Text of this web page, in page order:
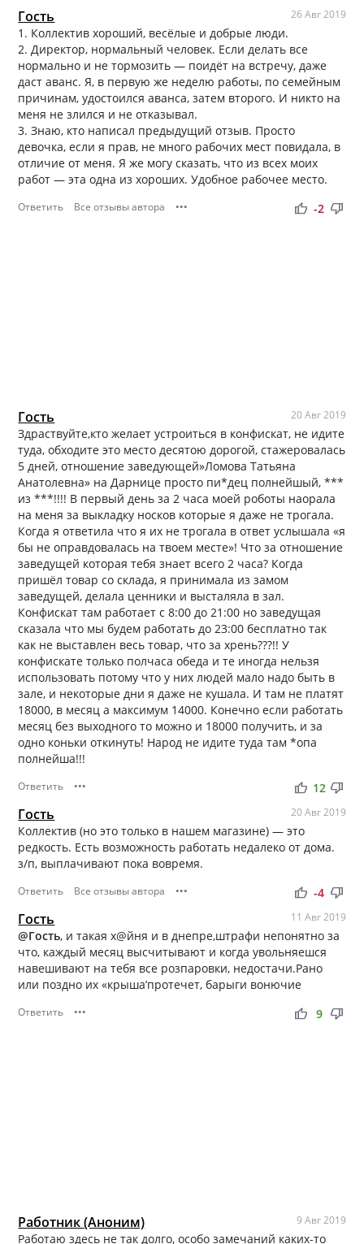
Гость 26 Авг 2019
1. Коллектив хороший, весёлые и добрые люди.
2. Директор, нормальный человек. Если делать все
нормально и не тормозить — поидёт на встречу, даже
даст аванс. Я, в первую же неделю работы, по семейным
причинам, удостоился аванса, затем второго. И никто на
меня не злился и не отказывал.
3. Знаю, кто написал предыдущий отзыв. Просто
девочка, если я прав, не много рабочих мест повидала, в
отличие от меня. Я же могу сказать, что из всех моих
работ — эта одна из хороших. Удобное рабочее место.
Ответить Все отзывы автора ••• thumb_up thumb_down
-2
Гость 20 Авг 2019
Здраствуйте,кто желает устроиться в конфискат, не идите
туда, обходите это место десятою дорогой, стажеровалась
5 дней, отношение заведующей»Ломова Татьяна
Анатолевна» на Дарнице просто пи*дец полнейшый, ***
из ***!!!! В первый день за 2 часа моей роботы наорала
на меня за выкладку носков которые я даже не трогала.
Когда я ответила что я их не трогала в ответ услышала «я
бы не оправдовалась на твоем месте»! Что за отношение
заведущей которая тебя знает всего 2 часа? Когда
пришёл товар со склада, я принимала из замом
заведущей, делала ценники и высталяла в зал.
Конфискат там работает с 8:00 до 21:00 но заведущая
сказала что мы будем работать до 23:00 бесплатно так
как не выставлен весь товар, что за хрень???!! У
конфискате только полчаса обеда и те иногда нельзя
использовать потому что у них людей мало надо быть в
зале, и некоторые дни я даже не кушала. И там не платят
18000, в месяц а максимум 14000. Конечно если работать
месяц без выходного то можно и 18000 получить, и за
одно коньки откинуть! Народ не идите туда там *опа
полнейша!!!
Ответить ••• thumb_up thumb_down
12
Гость 20 Авг 2019
Коллектив (но это только в нашем магазине) — это
редкость. Есть возможность работать недалеко от дома.
з/п, выплачивают пока вовремя.
Ответить Все отзывы автора ••• thumb_up thumb_down
-4
Гость 11 Авг 2019
@Гость, и такая х@йня и в днепре,штрафи непонятно за
что, каждый месяц высчитывают и когда увольняешся
навешивают на тебя все розпаровки, недостачи.Рано
или поздно их «крыша’протечет, барыги вонючие
Ответить ••• thumb_up thumb_down
9
Работник (Аноним) 9 Авг 2019
Работаю здесь не так долго, особо замечаний каких-то